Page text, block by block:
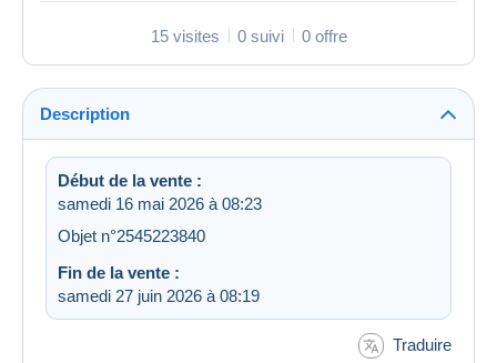
15 visites 0 suivi 0 offre
Description
Début de la vente :
samedi 16 mai 2026 à 08:23
Objet n°2545223840
Fin de la vente :
samedi 27 juin 2026 à 08:19
Traduire